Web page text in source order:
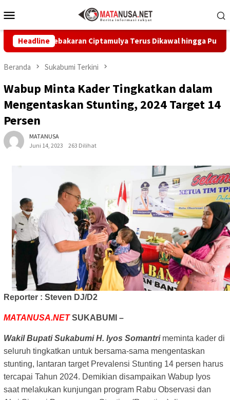
ke
Mobile
Headline
Kebakaran Ciptamulya Terus Dikawal hingga Pulih
Beranda Sukabumi Terkini
Wabup Minta Kader Tingkatkan dalam
Mengentaskan Stunting, 2024 Target 14
Persen
MATANUSA
Juni 14, 2023
263 Dilihat
Reporter : Steven DJ/D2
MATANUSA.NETSUKABUMI –
Wakil Bupati Sukabumi H. Iyos Somantrimeminta kader di
seluruh tingkatkan untuk bersama-sama mengentaskan
stunting, lantaran target Prevalensi Stunting 14 persen harus
tercapai Tahun 2024. Demikian disampaikan Wabup Iyos
saat melakukan kunjungan program Rabu Observasi dan